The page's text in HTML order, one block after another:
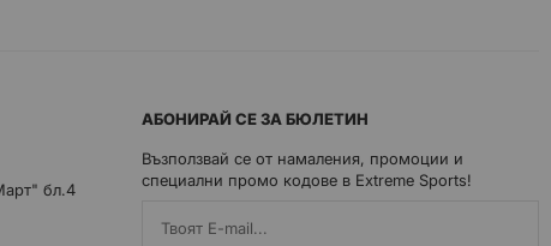
бл.4
АБОНИРАЙ СЕ ЗА БЮЛЕТИН
Възползвай се от намаления, промоции и
специални промо кодове в Extreme Sports!